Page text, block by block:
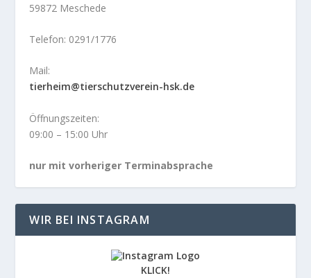
59872 Meschede
Telefon: 0291/1776
Mail:
tierheim@tierschutzverein-hsk.de
Öffnungszeiten:
09:00 – 15:00 Uhr
nur mit vorheriger Terminabsprache
WIR BEI INSTAGRAM
KLICK!